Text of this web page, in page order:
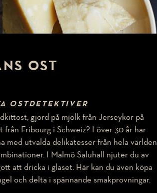
OST
OSTDETEKTIVER
gjord på mjölk från Jerseykor på
Fribourg i Schweiz? I över 30 år har
med utvalda delikatesser från hela världen
I Malmö Saluhall njuter du av
att dricka i glaset. Här kan du även köpa
och delta i spännande smakprovningar.